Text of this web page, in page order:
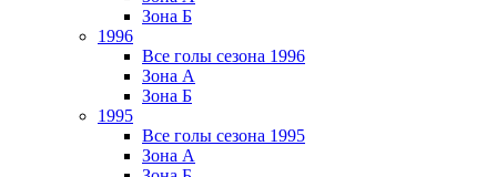
Зона Б
1996
Все голы сезона 1996
Зона А
Зона Б
1995
Все голы сезона 1995
Зона А